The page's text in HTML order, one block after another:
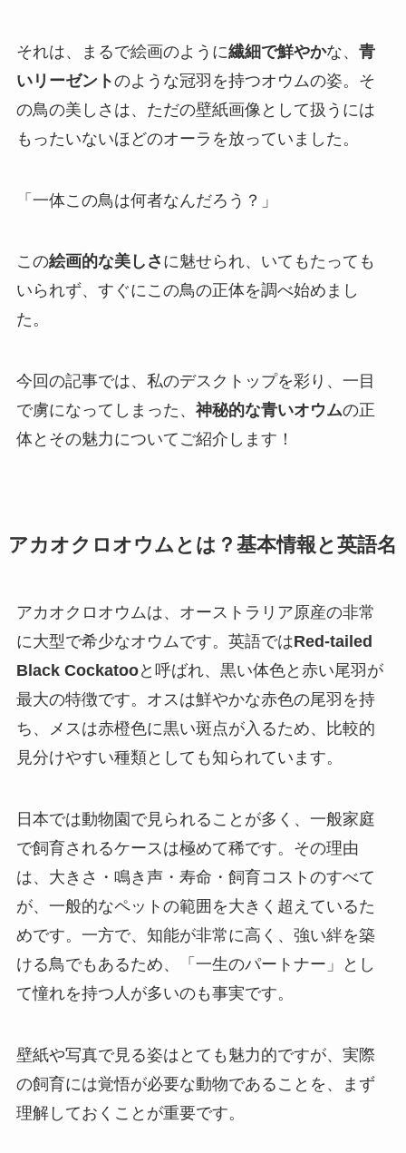
それは、まるで絵画のように繊細で鮮やかな、 青
いリーゼントのような冠羽を持つオウムの姿。そ
の鳥の美しさは、ただの壁紙画像として扱うには
もったいないほどのオーラを放っていました。
「一体この鳥は何者なんだろう？」
この絵画的な美しさ に魅せられ、いてもたっても
いられず、すぐにこの鳥の正体を調べ始めまし
た。
今回の記事では、私のデスクトップを彩り、一目
で虜になってしまった、 神秘的な青いオウムの正
体とその魅力についてご紹介します！
アカオクロオウムとは？基本情報と英語名
アカオクロオウムは、オーストラリア原産の非常
に大型で希少なオウムです。英語ではRed-tailed
Black Cockatooと呼ばれ、黒い体色と赤い尾羽が
最大の特徴です。オスは鮮やかな赤色の尾羽を持
ち、メスは赤橙色に黒い斑点が入るため、比較的
見分けやすい種類としても知られています。
日本では動物園で見られることが多く、一般家庭
で飼育されるケースは極めて稀です。その理由
は、大きさ・鳴き声・寿命・飼育コストのすべて
が、一般的なペットの範囲を大きく超えているた
めです。一方で、知能が非常に高く、強い絆を築
ける鳥でもあるため、「一生のパートナー」とし
て憧れを持つ人が多いのも事実です。
壁紙や写真で見る姿はとても魅力的ですが、実際
の飼育には覚悟が必要な動物であることを、まず
理解しておくことが重要です。